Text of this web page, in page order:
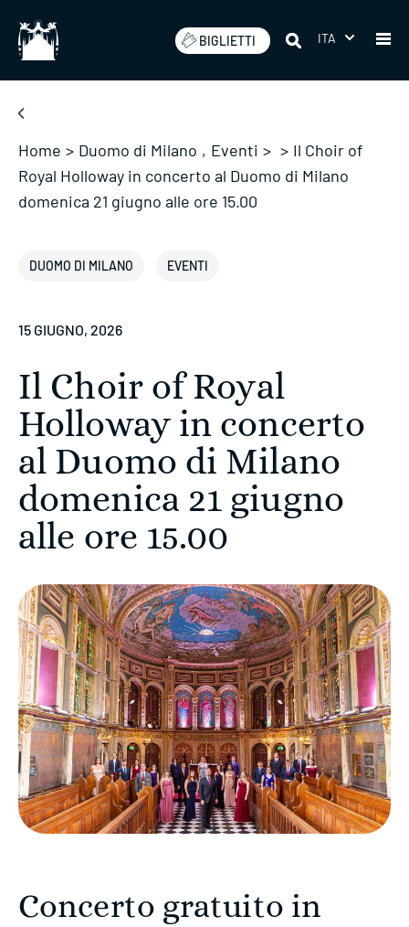
BIGLIETTI ITA
Home > Duomo di Milano , Eventi > > Il Choir of
Royal Holloway in concerto al Duomo di Milano
domenica 21 giugno alle ore 15.00
DUOMO DI MILANO EVENTI
15 GIUGNO, 2026
Il Choir of Royal
Holloway in concerto
al Duomo di Milano
domenica 21 giugno
alle ore 15.00
Concerto gratuito in